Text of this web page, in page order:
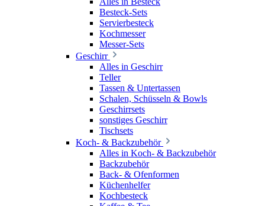
Besteck-Sets
Servierbesteck
Kochmesser
Messer-Sets
Geschirr
Alles in Geschirr
Teller
Tassen & Untertassen
Schalen, Schüsseln & Bowls
Geschirrsets
sonstiges Geschirr
Tischsets
Koch- & Backzubehör
Alles in Koch- & Backzubehör
Backzubehör
Back- & Ofenformen
Küchenhelfer
Kochbesteck